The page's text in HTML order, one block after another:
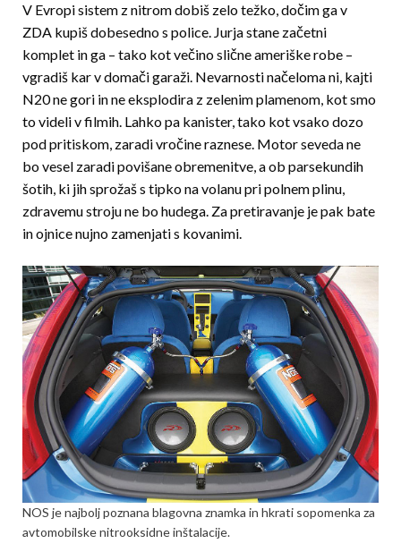
V Evropi sistem z nitrom dobiš zelo težko, dočim ga v
ZDA kupiš dobesedno s police. Jurja stane začetni
komplet in ga – tako kot večino slične ameriške robe –
vgradiš kar v domači garaži. Nevarnosti na­če­lo­ma ni, kajti
N20 ne gori in ne eksplodira z zelenim plamenom, kot smo
to videli v filmih. Lahko pa kanister, tako kot vsako dozo
pod pritiskom, zaradi vročine raznese. Motor seveda ne
bo vesel zaradi povišane obremenitve, a ob parsekundih
šotih, ki jih sprožaš s tipko na volanu pri polnem plinu,
zdravemu stroju ne bo hudega. Za pretiravanje je pak bate
in ojnice nujno zamenjati s kovanimi.
NOS je najbolj poznana blagovna znamka in hkrati sopomenka za
avtomobilske nitrooksidne inštalacije.